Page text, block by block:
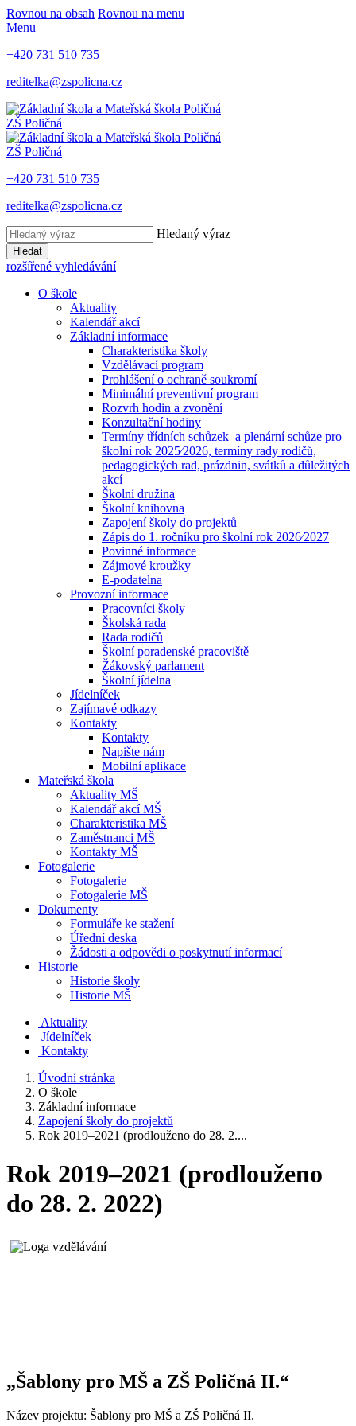
Rovnou na obsah Rovnou na menu
Menu
+420 731 510 735
reditelka@zspolicna.cz
ZŠ Poličná
ZŠ Poličná
+420 731 510 735
reditelka@zspolicna.cz
Hledaný výraz
Hledat
rozšířené vyhledávání
O škole
Aktuality
Kalendář akcí
Základní informace
Charakteristika školy
Vzdělávací program
Prohlášení o ochraně soukromí
Minimální preventivní program
Rozvrh hodin a zvonění
Konzultační hodiny
Termíny třídních schůzek a plenární schůze pro
školní rok 2025⁄2026, termíny rady rodičů,
pedagogických rad, prázdnin, svátků a důležitých
akcí
Školní družina
Školní knihovna
Zapojení školy do projektů
Zápis do 1. ročníku pro školní rok 2026⁄2027
Povinné informace
Zájmové kroužky
E-podatelna
Provozní informace
Pracovníci školy
Školská rada
Rada rodičů
Školní poradenské pracoviště
Žákovský parlament
Školní jídelna
Jídelníček
Zajímavé odkazy
Kontakty
Kontakty
Napište nám
Mobilní aplikace
Mateřská škola
Aktuality MŠ
Kalendář akcí MŠ
Charakteristika MŠ
Zaměstnanci MŠ
Kontakty MŠ
Fotogalerie
Fotogalerie
Fotogalerie MŠ
Dokumenty
Formuláře ke stažení
Úřední deska
Žádosti a odpovědi o poskytnutí informací
Historie
Historie školy
Historie MŠ
Aktuality
Jídelníček
Kontakty
Úvodní stránka
O škole
Základní informace
Zapojení školy do projektů
Rok 2019–2021 (prodlouženo do 28. 2....
Rok 2019–2021 (prodlouženo
do 28. 2. 2022)
„Šablony pro MŠ a ZŠ Poličná II.“
Název projektu: Šablony pro MŠ a ZŠ Poličná II.